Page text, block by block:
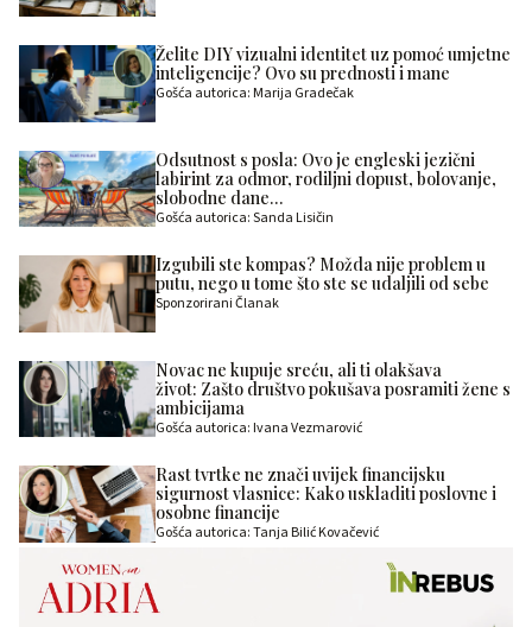
Želite DIY vizualni identitet uz pomoć umjetne
inteligencije? Ovo su prednosti i mane
Gošća autorica: Marija Gradečak
Odsutnost s posla: Ovo je engleski jezični
labirint za odmor, rodiljni dopust, bolovanje,
slobodne dane…
Gošća autorica: Sanda Lisičin
Izgubili ste kompas? Možda nije problem u
putu, nego u tome što ste se udaljili od sebe
Sponzorirani Članak
Novac ne kupuje sreću, ali ti olakšava
život: Zašto društvo pokušava posramiti žene s
ambicijama
Gošća autorica: Ivana Vezmarović
Rast tvrtke ne znači uvijek financijsku
sigurnost vlasnice: Kako uskladiti poslovne i
osobne financije
Gošća autorica: Tanja Bilić Kovačević